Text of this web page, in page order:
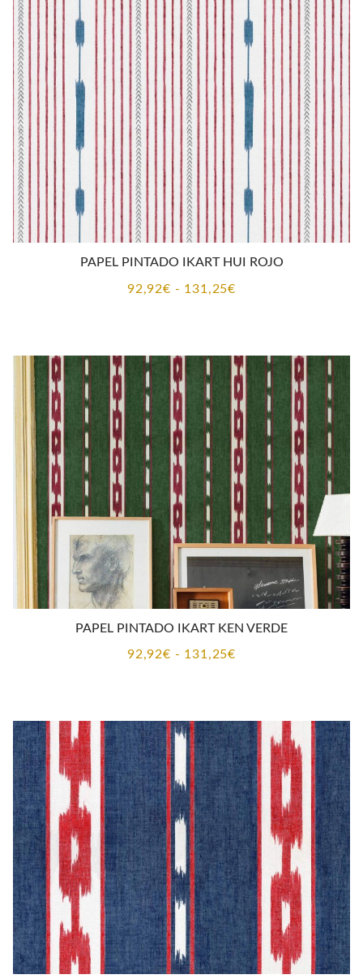
CONTACTO
PAPEL PINTADO IKART HUI ROJO
92,92€ - 131,25€Rango
desde
92,92€
hasta
131,25€
PAPEL PINTADO IKART KEN VERDE
92,92€ - 131,25€Rango
desde
92,92€
hasta
131,25€